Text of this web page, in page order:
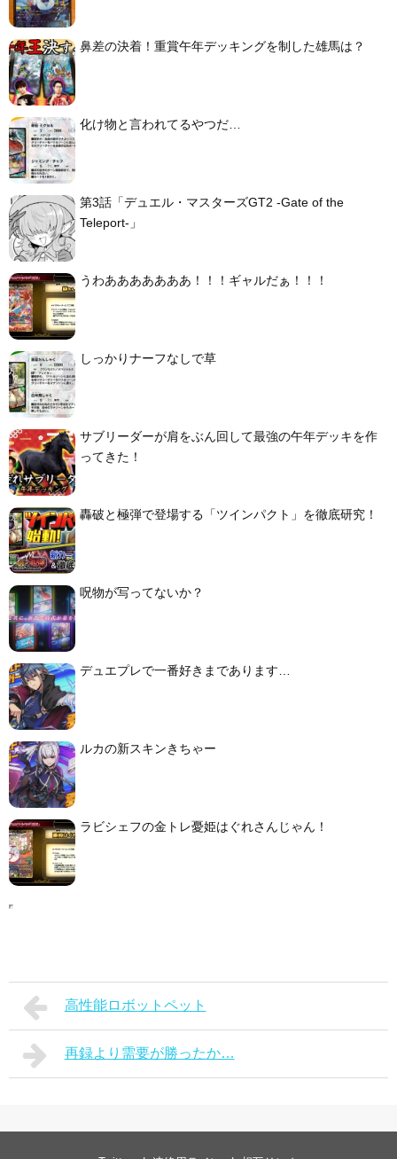
鼻差の決着！重賞午年デッキングを制した雄馬は？
化け物と言われてるやつだ…
第3話「デュエル・マスターズGT2 -Gate of the
Teleport-」
うわあああああああ！！！ギャルだぁ！！！
しっかりナーフなしで草
サブリーダーが肩をぶん回して最強の午年デッキを作
ってきた！
轟破と極弾で登場する「ツインパクト」を徹底研究！
呪物が写ってないか？
デュエプレで一番好きまであります…
ルカの新スキンきちゃー
ラビシェフの金トレ憂姫はぐれさんじゃん！
高性能ロボットペット
再録より需要が勝ったか…